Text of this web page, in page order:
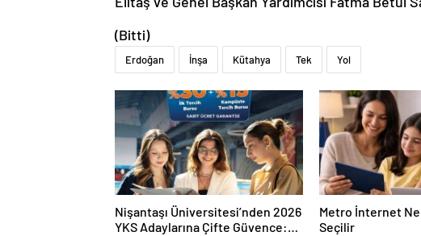
(Bitti)
Erdoğan İnşa Kütahya Tek Yol
Nişantaşı Üniversitesi’nden 2026
YKS Adaylarına Çifte Güvence:
Metro İnternet
Seçilir